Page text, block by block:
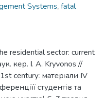
Systems, fatal
residential sector: current
кер. I. A. Kryvonos //
century: матеріали ІV
студентів та